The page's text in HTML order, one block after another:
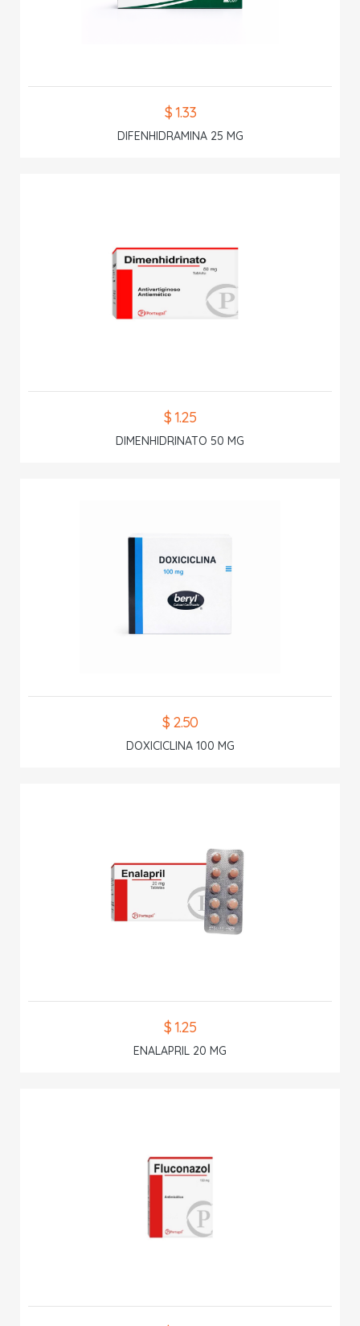
$ 1.33
DIFENHIDRAMINA 25 MG
$ 1.25
DIMENHIDRINATO 50 MG
$ 2.50
DOXICICLINA 100 MG
$ 1.25
ENALAPRIL 20 MG